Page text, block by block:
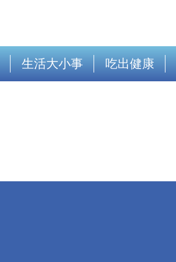
生活大小事 吃出健康